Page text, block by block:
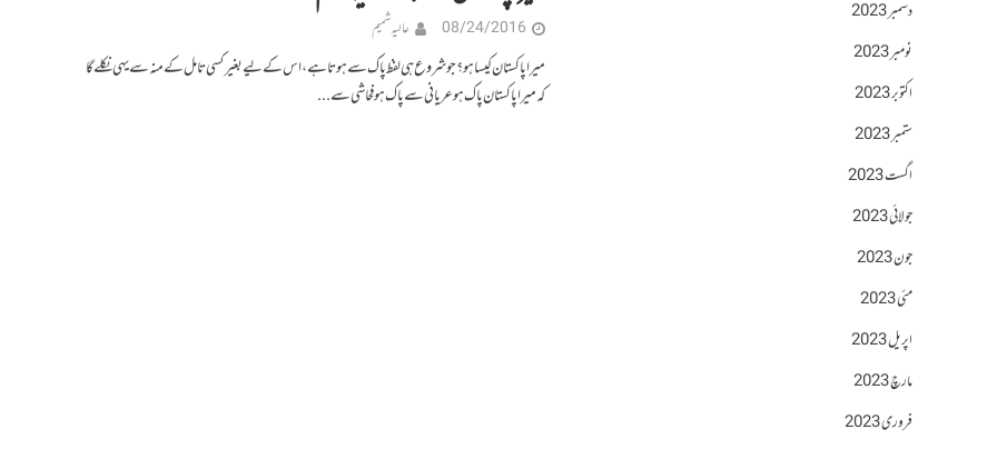
08/24/2016 عالیہ شمیم
میرا پاکستان کیسا ہو؟ جو شروع ہی لفظ پاک سے ہوتا ہے، اس کے لیے بغیر کسی تامل کے منہ سے یہی نکلے گا
کہ میرا پاکستان پا ک ہو عریانی سے پاک ہو فحاشی سے...
دسمبر 2023
نومبر 2023
اکتوبر 2023
ستمبر 2023
اگست 2023
جولائی 2023
جون 2023
مئی 2023
اپریل 2023
مارچ 2023
فروری 2023